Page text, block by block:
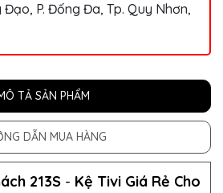
Đạo, P. Đống Đa, Tp. Quy Nhơn,
TẢ SẢN PHẨM
DẪN MUA HÀNG
213S - Kệ Tivi Giá Rẻ Cho